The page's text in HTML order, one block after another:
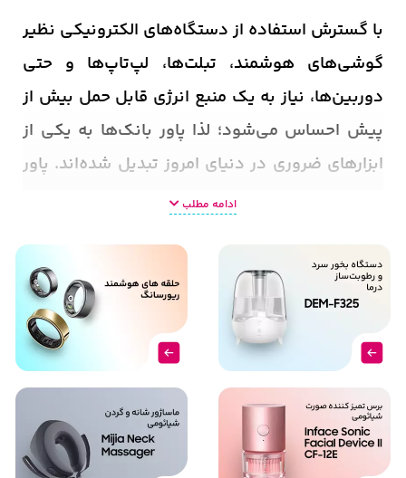
با گسترش استفاده از دستگاه‌های الکترونیکی نظیر
گوشی‌های هوشمند، تبلت‌ها، لپ‌تاپ‌ها و حتی
دوربین‌ها، نیاز به یک منبع انرژی قابل حمل بیش از
پیش احساس می‌شود؛ لذا پاور بانک‌ها به یکی از
ابزارهای ضروری در دنیای امروز تبدیل شده‌اند. پاور
بانک‌ها به عنوان یک راه‌حل برای تأمین انرژی در
تعریف شده‌اند. این دستگاه‌ها به طور ساده‌ای به
عنوان باتری‌های قابل حمل شناخته می‌شوند که
می‌توانند انرژی را برای دستگاه‌های مختلف ذخیره
کنند و در مواقع ضروری، آن را در اختیار کاربران قرار
دهند.
ادامه مطلب